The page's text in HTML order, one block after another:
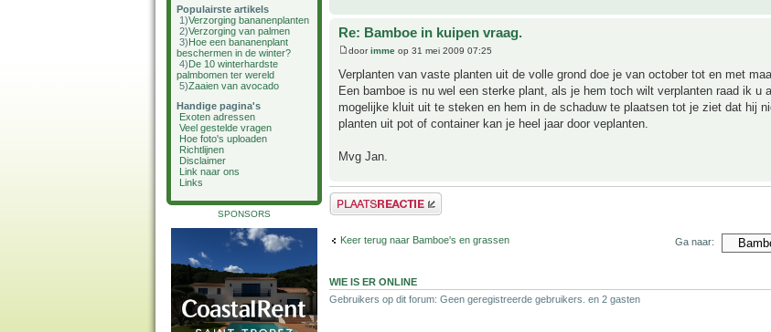
Populairste artikels
1)Verzorging bananenplanten
2)Verzorging van palmen
3)Hoe een bananenplant
beschermen in de winter?
4)De 10 winterhardste
palmbomen ter wereld
5)Zaaien van avocado
Handige pagina's
Exoten adressen
Veel gestelde vragen
Hoe foto's uploaden
Richtlijnen
Disclaimer
Link naar ons
Links
SPONSORS
Re: Bamboe in kuipen vraag.
doorimme op 31 mei 2009 07:25
Verplanten van vaste planten uit de volle grond doe je van october tot en met
Een bamboe is nu wel een sterke plant, als je hem toch wilt verplanten raad ik u
mogelijke kluit uit te steken en hem in de schaduw te plaatsen tot je ziet dat hij
planten uit pot of container kan je heel jaar door veplanten.
Mvg Jan.
Plaats een reactie
Keer terug naar Bamboe's en grassen Ga naar:
WIE IS ER ONLINE
Gebruikers op dit forum: Geen geregistreerde gebruikers. en 2 gasten